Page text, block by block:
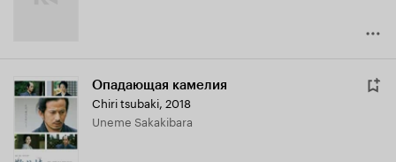
Опадающая камелия
Chiri tsubaki, 2018
Uneme Sakakibara